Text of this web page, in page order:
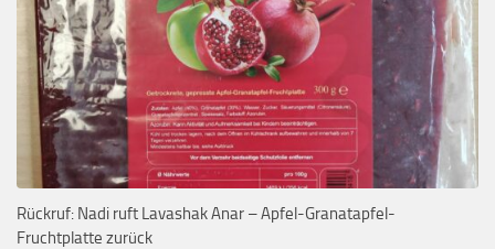
Rückruf: Nadi ruft Lavashak Anar – Apfel-Granatapfel-
Fruchtplatte zurück